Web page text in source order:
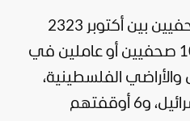
وأحصت لجنة حماية الصحفيين بين أكتوبر 2323
ويونيو 2026، اعتقال 108 صحفيين أو عاملين في
الفلسطينية،
بينهم 108 أوقفتهم إسرائيل، و6 أوقفتهم